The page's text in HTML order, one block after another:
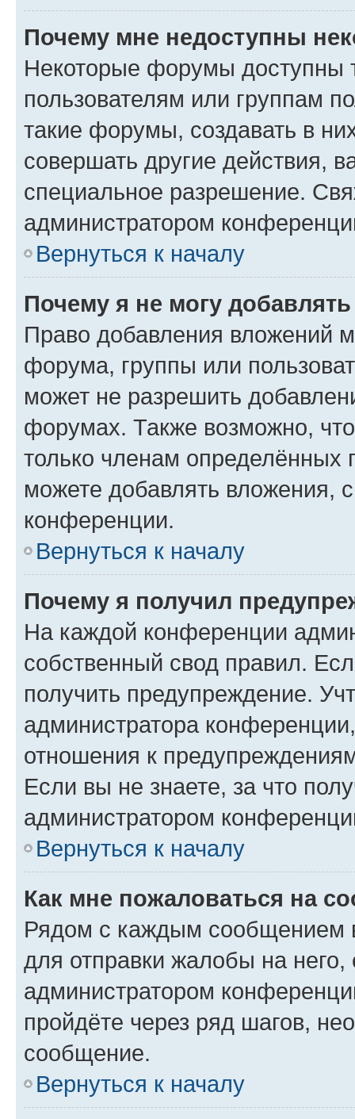
Почему мне недоступны
Некоторые форумы доступны
пользователям или группам
такие форумы, создавать в
совершать другие действия,
специальное разрешение.
администратором
Вернуться к началу
Почему я не могу
Право добавления вложений
форума, группы или
может не разрешить
форумах. Также возможно,
только членам определённых
можете добавлять вложения,
конференции.
Вернуться к началу
Почему я получил
На каждой конференции
собственный свод правил.
получить предупреждение.
администратора
отношения к
Если вы не знаете, за что
администратором
Вернуться к началу
Как мне пожаловаться на
Рядом с каждым сообщением
для отправки жалобы на
администратором
пройдёте через ряд шагов,
сообщение.
Вернуться к началу